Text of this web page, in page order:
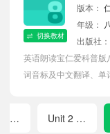
切换教材
版本：
年级：
出版社：
英语朗读宝仁爱科普
词音标及中文翻译、单
Unit 1 Wrapping Up Unit 2 Preparing